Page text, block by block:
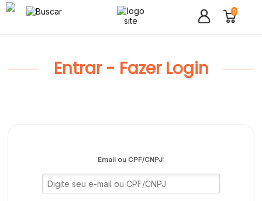
0
Entrar - Fazer Login
Email ou CPF/CNPJ: